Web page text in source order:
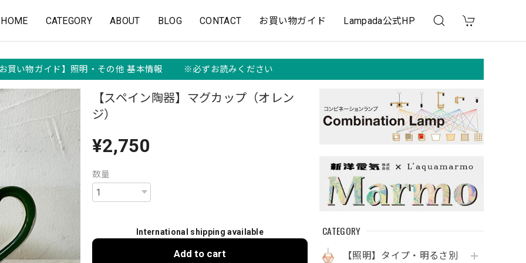
HOME CATEGORY ABOUT BLOG CONTACT お買い物ガイド Lampada公式HP
買い物ガイド】照明・その他 基本情報 ※必ずお読みください
CATEGORY
【照明】タイプ・明るさ別
【スペイン陶器】マグカップ（オレン
ジ）
¥2,750
数量
International shipping available
Add to cart